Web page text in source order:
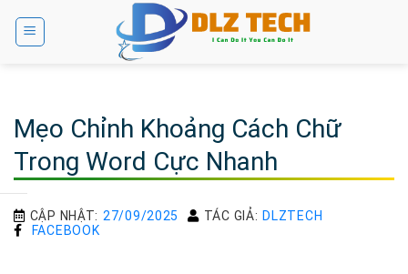
Mẹo Chỉnh Khoảng Cách Chữ
Trong Word Cực Nhanh
CẬP NHẬT: 27/09/2025 TÁC GIẢ: DLZTECH
FACEBOOK